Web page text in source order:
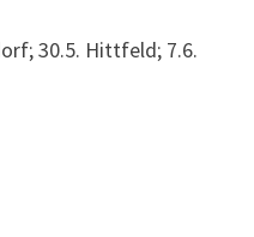
30.5. Hittfeld; 7.6.